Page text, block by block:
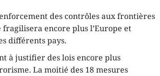
des contrôles aux frontières
encore plus l’Europe et
différents pays.
à justifier des lois encore plus
La moitié des 18 mesures